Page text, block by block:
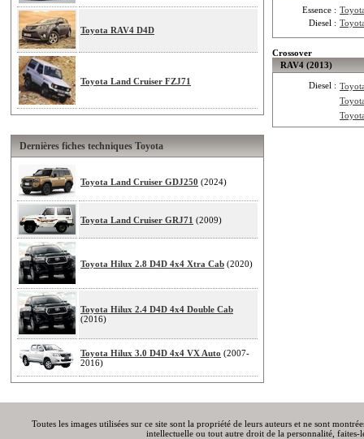
Toyota RAV4 D4D
Toyota Land Cruiser FZJ71
Dernières fiches techniques Toyota
Toyota Land Cruiser GDJ250 (2024)
Toyota Land Cruiser GRJ71 (2009)
Toyota Hilux 2.8 D4D 4x4 Xtra Cab (2020)
Toyota Hilux 2.4 D4D 4x4 Double Cab
(2016)
Toyota Hilux 3.0 D4D 4x4 VX Auto (2007-
2016)
Essence :
Diesel :
Crossover
RAV4 (2013)
Diesel :
Toutes les images utilisées sur ce site sont la propriété de leurs auteurs et ne sont
intellectuelle ou tout autre droit de la personnalité,